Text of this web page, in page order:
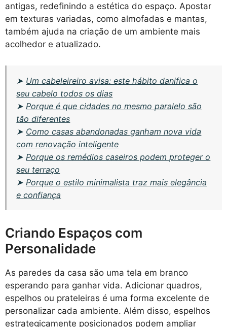
antigas, redefinindo a estética do espaço. Apostar
em texturas variadas, como almofadas e mantas,
também ajuda na criação de um ambiente mais
acolhedor e atualizado.
➤ Um cabeleireiro avisa: este hábito danifica o
seu cabelo todos os dias
➤ Porque é que cidades no mesmo paralelo são
tão diferentes
➤ Como casas abandonadas ganham nova vida
com renovação inteligente
➤ Porque os remédios caseiros podem proteger o
seu terraço
➤ Porque o estilo minimalista traz mais elegância
e confiança
Criando Espaços com
Personalidade
As paredes da casa são uma tela em branco
esperando para ganhar vida. Adicionar quadros,
espelhos ou prateleiras é uma forma excelente de
personalizar cada ambiente. Além disso, espelhos
estrategicamente posicionados podem ampliar